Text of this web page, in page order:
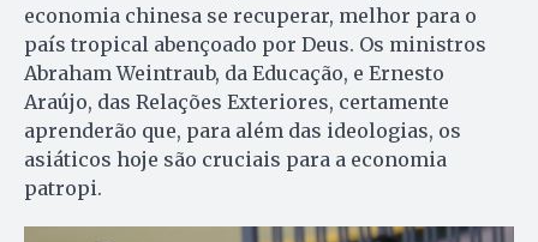
economia chinesa se recuperar, melhor para o
país tropical abençoado por Deus. Os ministros
Abraham Weintraub, da Educação, e Ernesto
Araújo, das Relações Exteriores, certamente
aprenderão que, para além das ideologias, os
asiáticos hoje são cruciais para a economia
patropi.